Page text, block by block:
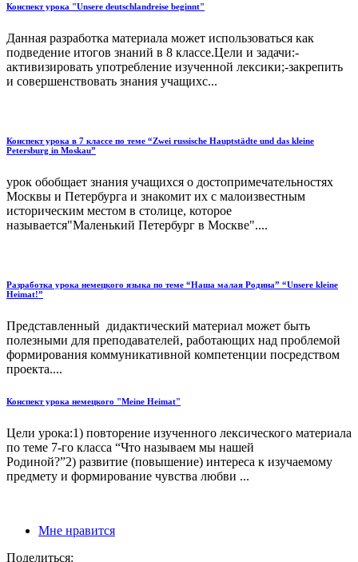
Конспект урока "Unsere deutschlandreise beginnt"
Данная разработка материала может использоваться как
подведение итогов знаний в 8 классе.Цели и задачи:-
активизировать употребление изученной лексики;-закрепить
и совершенствовать знания учащихс...
Конспект урока в 7 классе по теме “Zwei russische Hauptstädte und das kleine
Petersburg in Moskau”
урок обобщает знания учащихся о достопримечательностях
Москвы и Петербурга и знакомит их с малоизвестным
историческим местом в столице, которое
называется"Маленький Петербург в Москве"....
Разработка урока немецкого языка по теме “Наша малая Родина” “Unsere kleine
Heimat!”
Представленный дидактический материал может быть
полезными для преподавателей, работающих над проблемой
формирования коммуникативной компетенции посредством
проекта....
Конспект урока немецкого "Meinе Heimat"
Цели урока:1) повторение изученного лексического материала
по теме 7-го класса “Что называем мы нашей
Родиной?”2) развитие (повышение) интереса к изучаемому
предмету и формирование чувства любви ...
Мне нравится
Поделиться: